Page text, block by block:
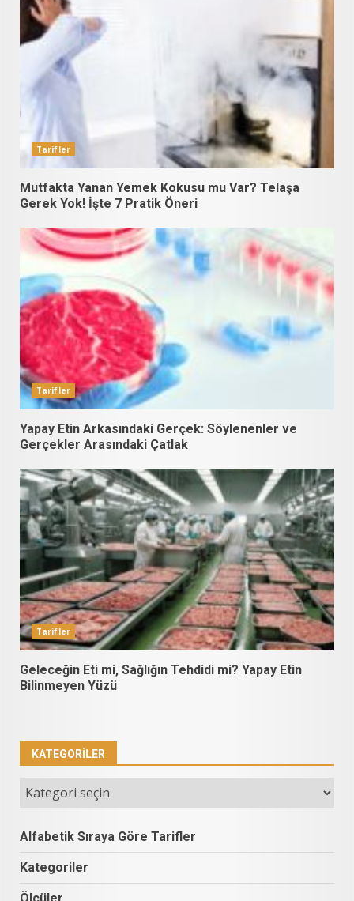
Tarifler
Mutfakta Yanan Yemek Kokusu mu Var? Telaşa
Gerek Yok! İşte 7 Pratik Öneri
Tarifler
Yapay Etin Arkasındaki Gerçek: Söylenenler ve
Gerçekler Arasındaki Çatlak
Tarifler
Geleceğin Eti mi, Sağlığın Tehdidi mi? Yapay Etin
Bilinmeyen Yüzü
KATEGORILER
Kategoriler
Alfabetik Sıraya Göre Tarifler
Kategoriler